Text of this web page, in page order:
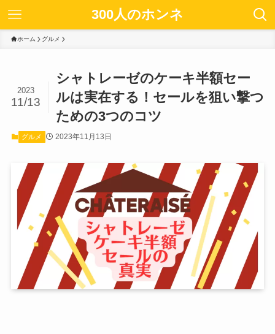
300人のホンネ
ホーム グルメ
シャトレーゼのケーキ半額セー
ルは実在する！セールを狙い撃つ
ための3つのコツ
2023
11/13
グルメ 2023年11月13日